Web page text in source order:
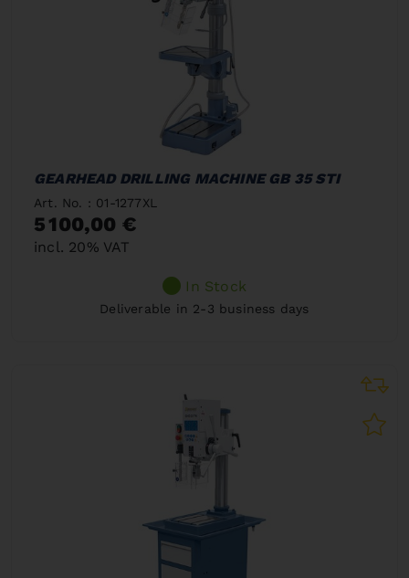
GEARHEAD DRILLING MACHINE GB 35 STI
Art. No. : 01-1277XL
5 100,00 €
incl. 20% VAT
In Stock
Deliverable in 2-3 business days